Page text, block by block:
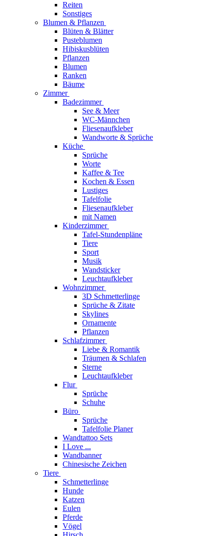
Reiten
Sonstiges
Blumen & Pflanzen
Blüten & Blätter
Pusteblumen
Hibiskusblüten
Pflanzen
Blumen
Ranken
Bäume
Zimmer
Badezimmer
See & Meer
WC-Männchen
Fliesenaufkleber
Wandworte & Sprüche
Küche
Sprüche
Worte
Kaffee & Tee
Kochen & Essen
Lustiges
Tafelfolie
Fliesenaufkleber
mit Namen
Kinderzimmer
Tafel-Stundenpläne
Tiere
Sport
Musik
Wandsticker
Leuchtaufkleber
Wohnzimmer
3D Schmetterlinge
Sprüche & Zitate
Skylines
Ornamente
Pflanzen
Schlafzimmer
Liebe & Romantik
Träumen & Schlafen
Sterne
Leuchtaufkleber
Flur
Sprüche
Schuhe
Büro
Sprüche
Tafelfolie Planer
Wandtattoo Sets
I Love ...
Wandbanner
Chinesische Zeichen
Tiere
Schmetterlinge
Hunde
Katzen
Eulen
Pferde
Vögel